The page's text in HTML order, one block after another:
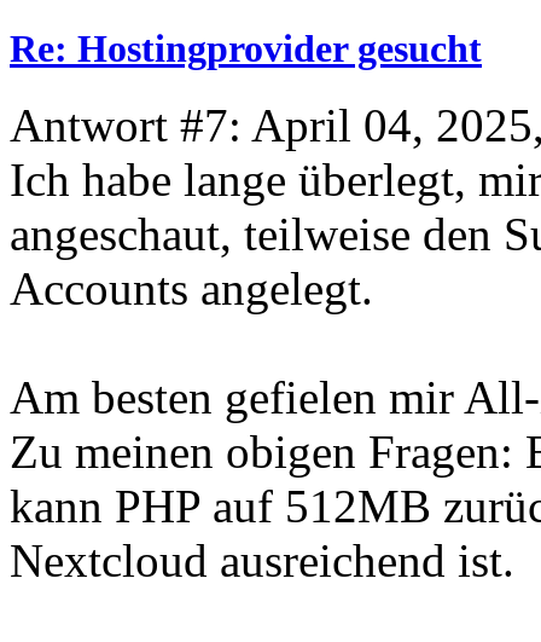
Re: Hostingprovider gesucht
Antwort #7: April 04,
Ich habe lange überlegt,
angeschaut, teilweise den
Accounts angelegt.
Am besten gefielen mir
Zu meinen obigen
kann PHP auf 512MB
Nextcloud ausreichend ist.